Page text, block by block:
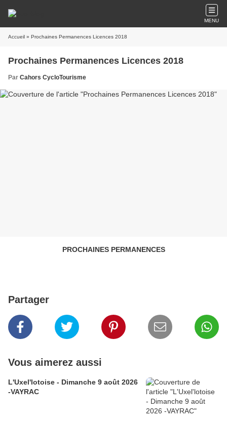
MENU
Accueil » Prochaines Permanences Licences 2018
Prochaines Permanences Licences 2018
Par Cahors CycloTourisme
PROCHAINES PERMANENCES
Partager
Vous aimerez aussi
L'Uxel'lotoise - Dimanche 9 août 2026
-VAYRAC